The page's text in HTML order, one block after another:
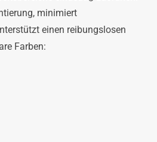
minimiert
einen reibungslosen
Farben: